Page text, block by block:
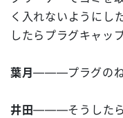
く入れないようにし
したらプラグキャッ
葉月―――プラグのね
井田―――そうしたら